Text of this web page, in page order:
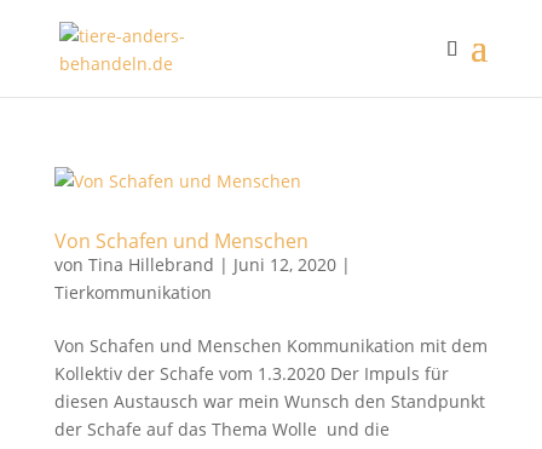
Von Schafen und Menschen
von Tina Hillebrand | Juni 12, 2020|
Tierkommunikation
Von Schafen und Menschen Kommunikation mit dem
Kollektiv der Schafe vom 1.3.2020 Der Impuls für
diesen Austausch war mein Wunsch den Standpunkt
der Schafe auf das Thema Wolle und die